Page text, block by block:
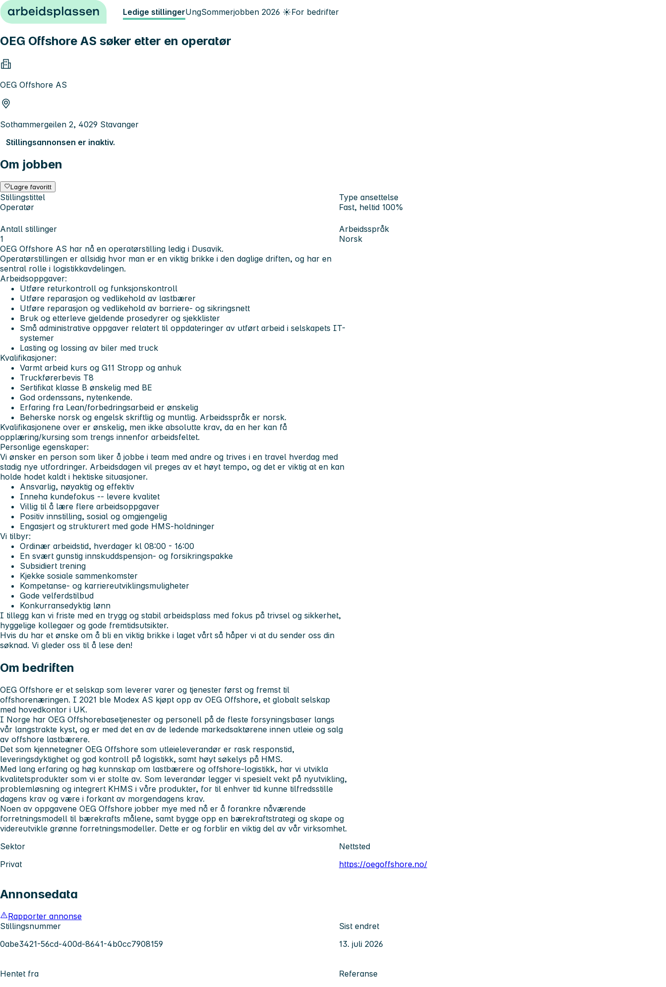
Hopp til innhold Ledige stillingerUngSommerjobben 2026 ☀️For bedrifter
OEG Offshore AS søker etter en operatør
OEG Offshore AS
Sothammergeilen 2, 4029 Stavanger
Stillingsannonsen er inaktiv.
Om jobben
Lagre favoritt
Stillingstittel
Operatør
Type ansettelse
Fast, heltid 100%
Antall stillinger
1
Arbeidsspråk
Norsk
OEG Offshore AS har nå en operatørstilling ledig i Dusavik.
Operatørstillingen er allsidig hvor man er en viktig brikke i den daglige driften, og har en
sentral rolle i logistikkavdelingen.
Arbeidsoppgaver:
Utføre returkontroll og funksjonskontroll
Utføre reparasjon og vedlikehold av lastbærer
Utføre reparasjon og vedlikehold av barriere- og sikringsnett
Bruk og etterleve gjeldende prosedyrer og sjekklister
Små administrative oppgaver relatert til oppdateringer av utført arbeid i selskapets IT-
systemer
Lasting og lossing av biler med truck
Kvalifikasjoner:
Varmt arbeid kurs og G11 Stropp og anhuk
Truckførerbevis T8
Sertifikat klasse B ønskelig med BE
God ordenssans, nytenkende.
Erfaring fra Lean/forbedringsarbeid er ønskelig
Beherske norsk og engelsk skriftlig og muntlig. Arbeidsspråk er norsk.
Kvalifikasjonene over er ønskelig, men ikke absolutte krav, da en her kan få
opplæring/kursing som trengs innenfor arbeidsfeltet.
Personlige egenskaper:
Vi ønsker en person som liker å jobbe i team med andre og trives i en travel hverdag med
stadig nye utfordringer. Arbeidsdagen vil preges av et høyt tempo, og det er viktig at en kan
holde hodet kaldt i hektiske situasjoner.
Ansvarlig, nøyaktig og effektiv
Inneha kundefokus -- levere kvalitet
Villig til å lære flere arbeidsoppgaver
Positiv innstilling, sosial og omgjengelig
Engasjert og strukturert med gode HMS-holdninger
Vi tilbyr:
Ordinær arbeidstid, hverdager kl 08:00 - 16:00
En svært gunstig innskuddspensjon- og forsikringspakke
Subsidiert trening
Kjekke sosiale sammenkomster
Kompetanse- og karriereutviklingsmuligheter
Gode velferdstilbud
Konkurransedyktig lønn
I tillegg kan vi friste med en trygg og stabil arbeidsplass med fokus på trivsel og sikkerhet,
hyggelige kollegaer og gode fremtidsutsikter.
Hvis du har et ønske om å bli en viktig brikke i laget vårt så håper vi at du sender oss din
søknad. Vi gleder oss til å lese den!
Om bedriften
OEG Offshore er et selskap som leverer varer og tjenester først og fremst til
offshorenæringen. I 2021 ble Modex AS kjøpt opp av OEG Offshore, et globalt selskap
med hovedkontor i UK.
I Norge har OEG Offshorebasetjenester og personell på de fleste forsyningsbaser langs
vår langstrakte kyst, og er med det en av de ledende markedsaktørene innen utleie og salg
av offshore lastbærere.
Det som kjennetegner OEG Offshore som utleieleverandør er rask responstid,
leveringsdyktighet og god kontroll på logistikk, samt høyt søkelys på HMS.
Med lang erfaring og høg kunnskap om lastbærere og offshore-logistikk, har vi utvikla
kvalitetsprodukter som vi er stolte av. Som leverandør legger vi spesielt vekt på nyutvikling,
problemløsning og integrert KHMS i våre produkter, for til enhver tid kunne tilfredsstille
dagens krav og være i forkant av morgendagens krav.
Noen av oppgavene OEG Offshore jobber mye med nå er å forankre nåværende
forretningsmodell til bærekrafts målene, samt bygge opp en bærekraftstrategi og skape og
videreutvikle grønne forretningsmodeller. Dette er og forblir en viktig del av vår virksomhet.
Sektor
Privat
Nettsted
https://oegoffshore.no/
Annonsedata
Rapporter annonse
Stillingsnummer
0abe3421-56cd-400d-8641-4b0cc7908159
Sist endret
13. juli 2026
Hentet fra
Referanse